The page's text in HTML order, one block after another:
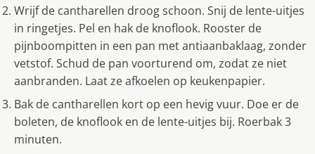
Wrijf de cantharellen droog schoon. Snij de lente-uitjes
in ringetjes. Pel en hak de knoflook. Rooster de
pijnboompitten in een pan met antiaanbaklaag, zonder
vetstof. Schud de pan voorturend om, zodat ze niet
aanbranden. Laat ze afkoelen op keukenpapier.
Bak de cantharellen kort op een hevig vuur. Doe er de
boleten, de knoflook en de lente-uitjes bij. Roerbak 3
minuten.